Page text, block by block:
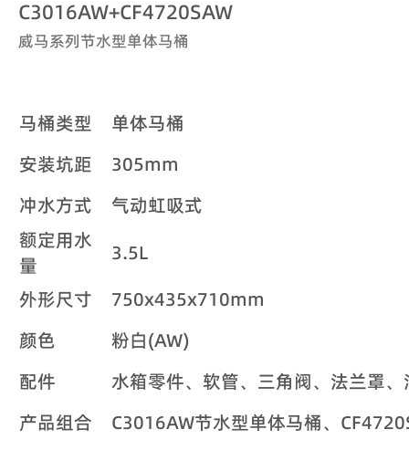
C3016AW+CF4720SAW
威马系列节水型单体马桶
马桶类型
单体马桶
安装坑距
305mm
冲水方式
气动虹吸式
额定用水
量
3.5L
外形尺寸
750x435x710mm
颜色
粉白(AW)
配件
水箱零件、软管、三角阀、法兰罩
产品组合
C3016AW节水型单体马桶、